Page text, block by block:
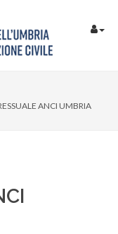
ANCI UMBRIA